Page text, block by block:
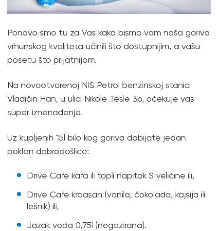
Ponovo smo tu za Vas kako bismo vam naša goriva
vrhunskog kvaliteta učinili što dostupnijim, a vašu
posetu što prijatnijom.
Na novootvorenoj NIS Petrol benzinskoj stanici
Vladičin Han, u ulici Nikole Tesle 3b, očekuje vas
super iznenađenje.
Uz kupljenih 15l bilo kog goriva dobijate jedan
poklon dobrodošlice:
Drive Cafe kafa ili topli napitak S veličine ili,
Drive Cafe kroasan (vanila, čokolada, kajsija ili
lešnik) ili,
Jazak voda 0,75l (negazirana).